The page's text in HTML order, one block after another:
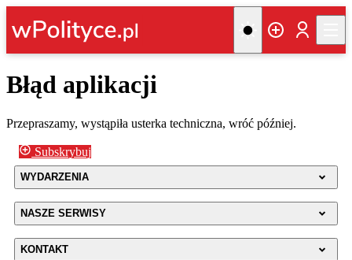
Błąd aplikacji
Przepraszamy, wystąpiła usterka techniczna, wróć później.
Subskrybuj
WYDARZENIA
NASZE SERWISY
KONTAKT